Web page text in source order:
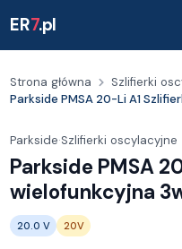
ER7.pl
Strona główna
Szlifierki
Parkside PMSA 20-Li A1
Parkside·Szlifierki oscylacyjne
Parkside PMSA
wielofunkcyjna
20.0 V 20V